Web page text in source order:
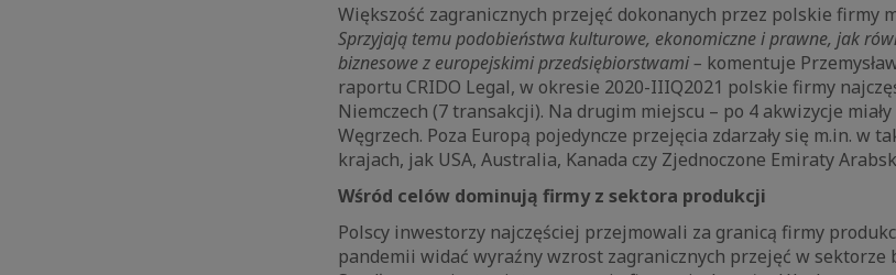
Większość zagranicznych przejęć dokonanych przez polskie firmy
Sprzyjają temu podobieństwa kulturowe, ekonomiczne i prawne, jak
biznesowe z europejskimi przedsiębiorstwami – komentuje
raportu CRIDO Legal, w okresie 2020-IIIQ2021 polskie firmy
Niemczech (7 transakcji). Na drugim miejscu – po 4 akwizycje
Węgrzech. Poza Europą pojedyncze przejęcia zdarzały się m.in. w
krajach, jak USA, Australia, Kanada czy Zjednoczone Emiraty
Wśród celów dominują firmy z sektora produkcji
Polscy inwestorzy najczęściej przejmowali za granicą firmy
pandemii widać wyraźny wzrost zagranicznych przejęć w sektorze